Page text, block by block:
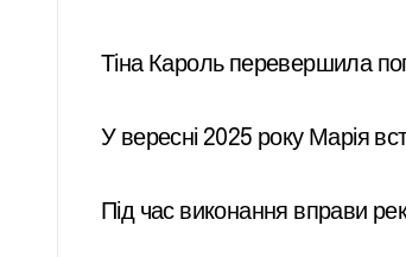
Тіна Кароль перевершила
У вересні 2025 року Марія
Під час виконання вправи